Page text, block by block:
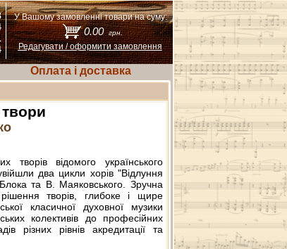
У Вашому замовленні товари на суму:
0.00 грн.
Редагувати / оформити замовлення
Оплата і доставка
творів відомого українського
два цикли хорів "Відлуння
Блока та В. Маяковського. Зручна
рішення творів, глибоке і щире
класичної духовної музики
колективів до професійних
різних рівнів акредитації та